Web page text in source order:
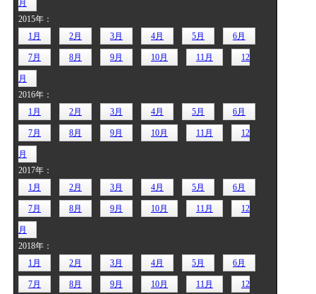
月
2015年：
1月
2月 3月 4月 5月 6月
7月 8月 9月 10月 11月 12
月
2016年：
1月
2月 3月 4月 5月 6月
7月 8月 9月 10月 11月 12
月
2017年：
1月
2月 3月 4月 5月 6月
7月 8月 9月 10月 11月 12
月
2018年：
1月
2月 3月 4月 5月 6月
7月 8月 9月 10月 11月 12